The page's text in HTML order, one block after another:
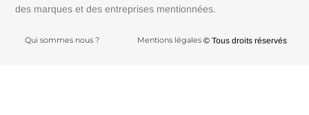
Comment contacter Gardenscapes ?
des marques et des entreprises mentionnées.
Qui sommes nous ? Mentions légales © Tous droits réservés